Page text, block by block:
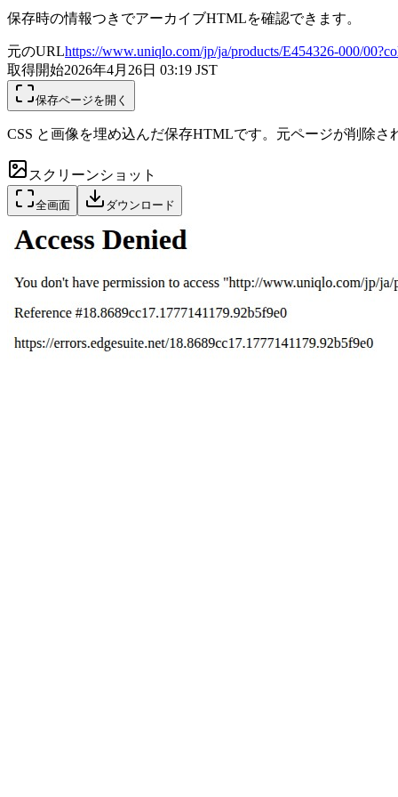
保存時の情報つきでアーカイブHTMLを確認できます。
元のURLhttps://www.uniqlo.com/jp/ja/products/E454326-000/
取得開始2026年4月26日 03:19 JST
保存ページを開く
CSS と画像を埋め込んだ保存HTMLです。元ページが削除さ
スクリーンショット
全画面 ダウンロード